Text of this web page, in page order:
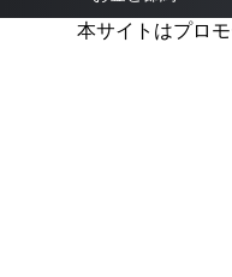
本サイトはプロ